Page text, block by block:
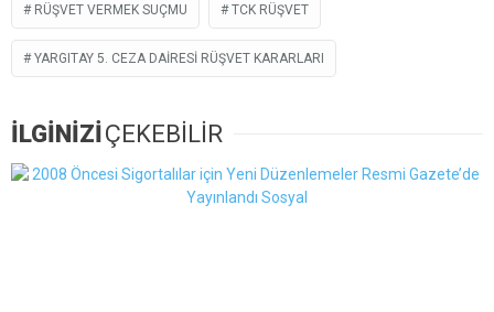
RÜŞVET VERMEK SUÇMU TCK RÜŞVET
YARGITAY 5. CEZA DAIRESI RÜŞVET KARARLARI
İLGİNİZİÇEKEBİLİR